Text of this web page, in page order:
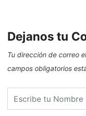
Dejanos tu
Tu dirección de correo
campos obligatorios